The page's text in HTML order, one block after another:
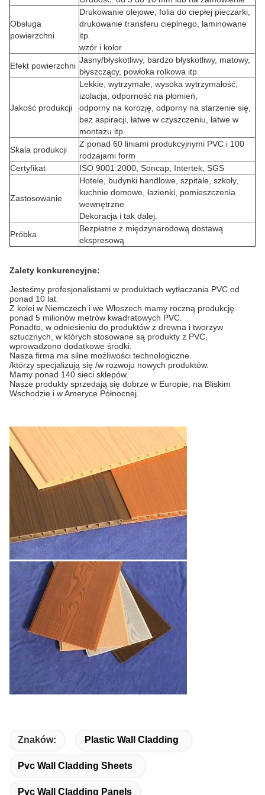
Obsługa
powierzchni
Drukowanie olejowe, folia do ciepłej pieczarki,
drukowanie transferu cieplnego, laminowane
itp.
wzór i kolor
Efekt powierzchni
Jasny/błyskotliwy, bardzo błyskotliwy, matowy,
błyszczący, powłoka rolkowa itp.
Jakość produkcji
Lekkie, wytrzymałe, wysoka wytrzymałość,
izolacja, odporność na płomień,
odporny na korozję, odporny na starzenie się,
bez aspiracji, łatwe w czyszczeniu, łatwe w
montażu itp.
Skala produkcji
Z ponad 60 liniami produkcyjnymi PVC i 100
rodzajami form
Certyfikat
ISO 9001:2000, Soncap, Intertek, SGS
Zastosowanie
Hotele, budynki handlowe, szpitale, szkoły,
kuchnie domowe, łazienki, pomieszczenia
wewnętrzne
Dekoracja i tak dalej.
Próbka
Bezpłatne z międzynarodową dostawą
ekspresową
Zalety konkurencyjne:
Jesteśmy profesjonalistami w produktach wytłaczania PVC od
ponad 10 lat.
Z kolei w Niemczech i we Włoszech mamy roczną produkcję
ponad 5 milionów metrów kwadratowych PVC.
Ponadto, w odniesieniu do produktów z drewna i tworzyw
sztucznych, w których stosowane są produkty z PVC,
wprowadzono dodatkowe środki.
Nasza firma ma silne możliwości technologiczne.
/którzy specjalizują się /w rozwoju nowych produktów.
Mamy ponad 140 sieci sklepów.
Nasze produkty sprzedają się dobrze w Europie, na Bliskim
Wschodzie i w Ameryce Północnej.
Znaków: Plastic Wall Cladding
Pvc Wall Cladding Sheets
Pvc Wall Cladding Panels